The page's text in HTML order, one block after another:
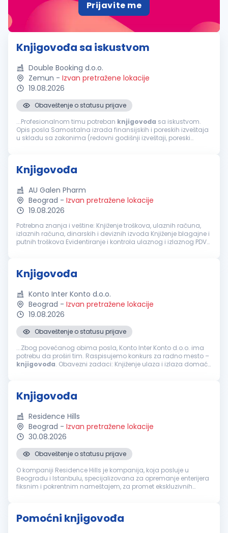
Prijavite me
Knjigovođa sa iskustvom
Double Booking d.o.o.
Zemun - Izvan pretražene lokacije
19.08.2026
Obaveštenje o statusu prijave
...Profesionalnom timu potreban knjigovođa sa iskustvom.
Opis posla Samostalna izrada finansijskih i poreskih izveštaja
u skladu sa zakonima (redovni godišnji izveštaji, poreski
Knjigovođa
AU Galen Pharm
Beograd - Izvan pretražene lokacije
19.08.2026
Potrebna znanja i veštine: Knjiženje troškova, ulaznih računa,
izlaznih računa, dinarskih i deviznih izvoda Knjiženje blagajne i
putnih troškova Evidentiranje i kontrola ulaznog i izlaznog PDV
Knjigovođa
Konto Inter Konto d.o.o.
Beograd - Izvan pretražene lokacije
19.08.2026
Obaveštenje o statusu prijave
...Zbog povećanog obima posla, Konto Inter Konto d.o.o. ima
potrebu da proširi tim. Raspisujemo konkurs za radno mesto –
knjigovođa. Obavezni zadaci: Knjiženje ulaza i izlaza domaće
Knjigovođa
Residence Hills
Beograd - Izvan pretražene lokacije
30.08.2026
Obaveštenje o statusu prijave
O kompaniji Residence Hills je kompanija, koja posluje u
Beogradu i Istanbulu, specijalizovana za opremanje enterijera
fiksnim i pokrentnim nameštajem, za promet ekskluzivnih
Pomoćni knjigovođa